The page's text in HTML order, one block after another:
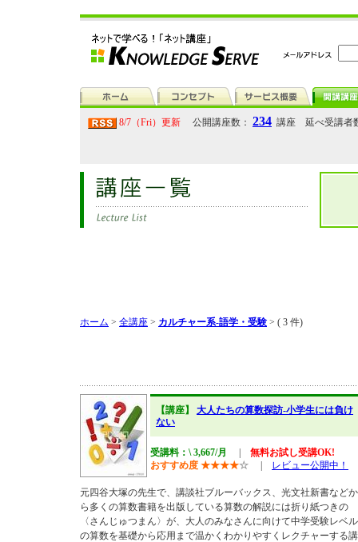
8/7（Fri）更新 公開講座数： 234 講座 延べ受講者
ホーム > 全講座 > カルチャー系-語学・受験 > ( 3 件)
【講座】 大人たちの算数探訪-小学生には負け
ない
受講料：\ 3,667/月
無料お試し受講OK!
おすすめ度 ★★★★☆ レビュー公開中！
元四谷大塚の先生で、講談社ブルーバックス、光文社新書などか
ら多くの算数書籍を出版している算数の解説には折り紙つきの
〈さんじゅつまん〉が、大人のみなさんに向けて中学受験レベル
の算数を基礎から応用まで温かくわかりやすくレクチャーする講